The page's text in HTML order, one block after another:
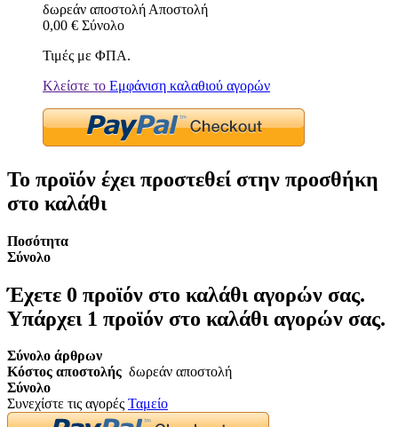
δωρεάν αποστολή Αποστολή
0,00 € Σύνολο
Τιμές με ΦΠΑ.
Κλείστε το Εμφάνιση καλαθιού αγορών
Το προϊόν έχει προστεθεί στην προσθήκη
στο καλάθι
Ποσότητα
Σύνολο
Έχετε 0 προϊόν στο καλάθι αγορών σας.
Υπάρχει 1 προϊόν στο καλάθι αγορών σας.
Σύνολο άρθρων
Κόστος αποστολής δωρεάν αποστολή
Σύνολο
Συνεχίστε τις αγορές Ταμείο